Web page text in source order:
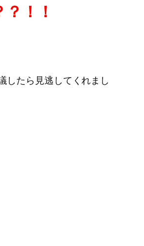
！！
したら見逃してくれまし